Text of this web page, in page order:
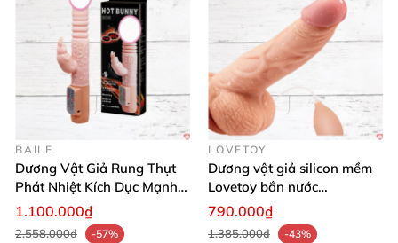
BAILE
Dương Vật Giả Rung Thụt
Phát Nhiệt Kích Dục Mạnh
Mẽ
1.100.000₫
2.558.000₫
-57%
LOVETOY
Dương vật giả silicon mềm
Lovetoy bắn nước
Ejaculation 8 cực thật
790.000₫
1.385.000₫
-43%